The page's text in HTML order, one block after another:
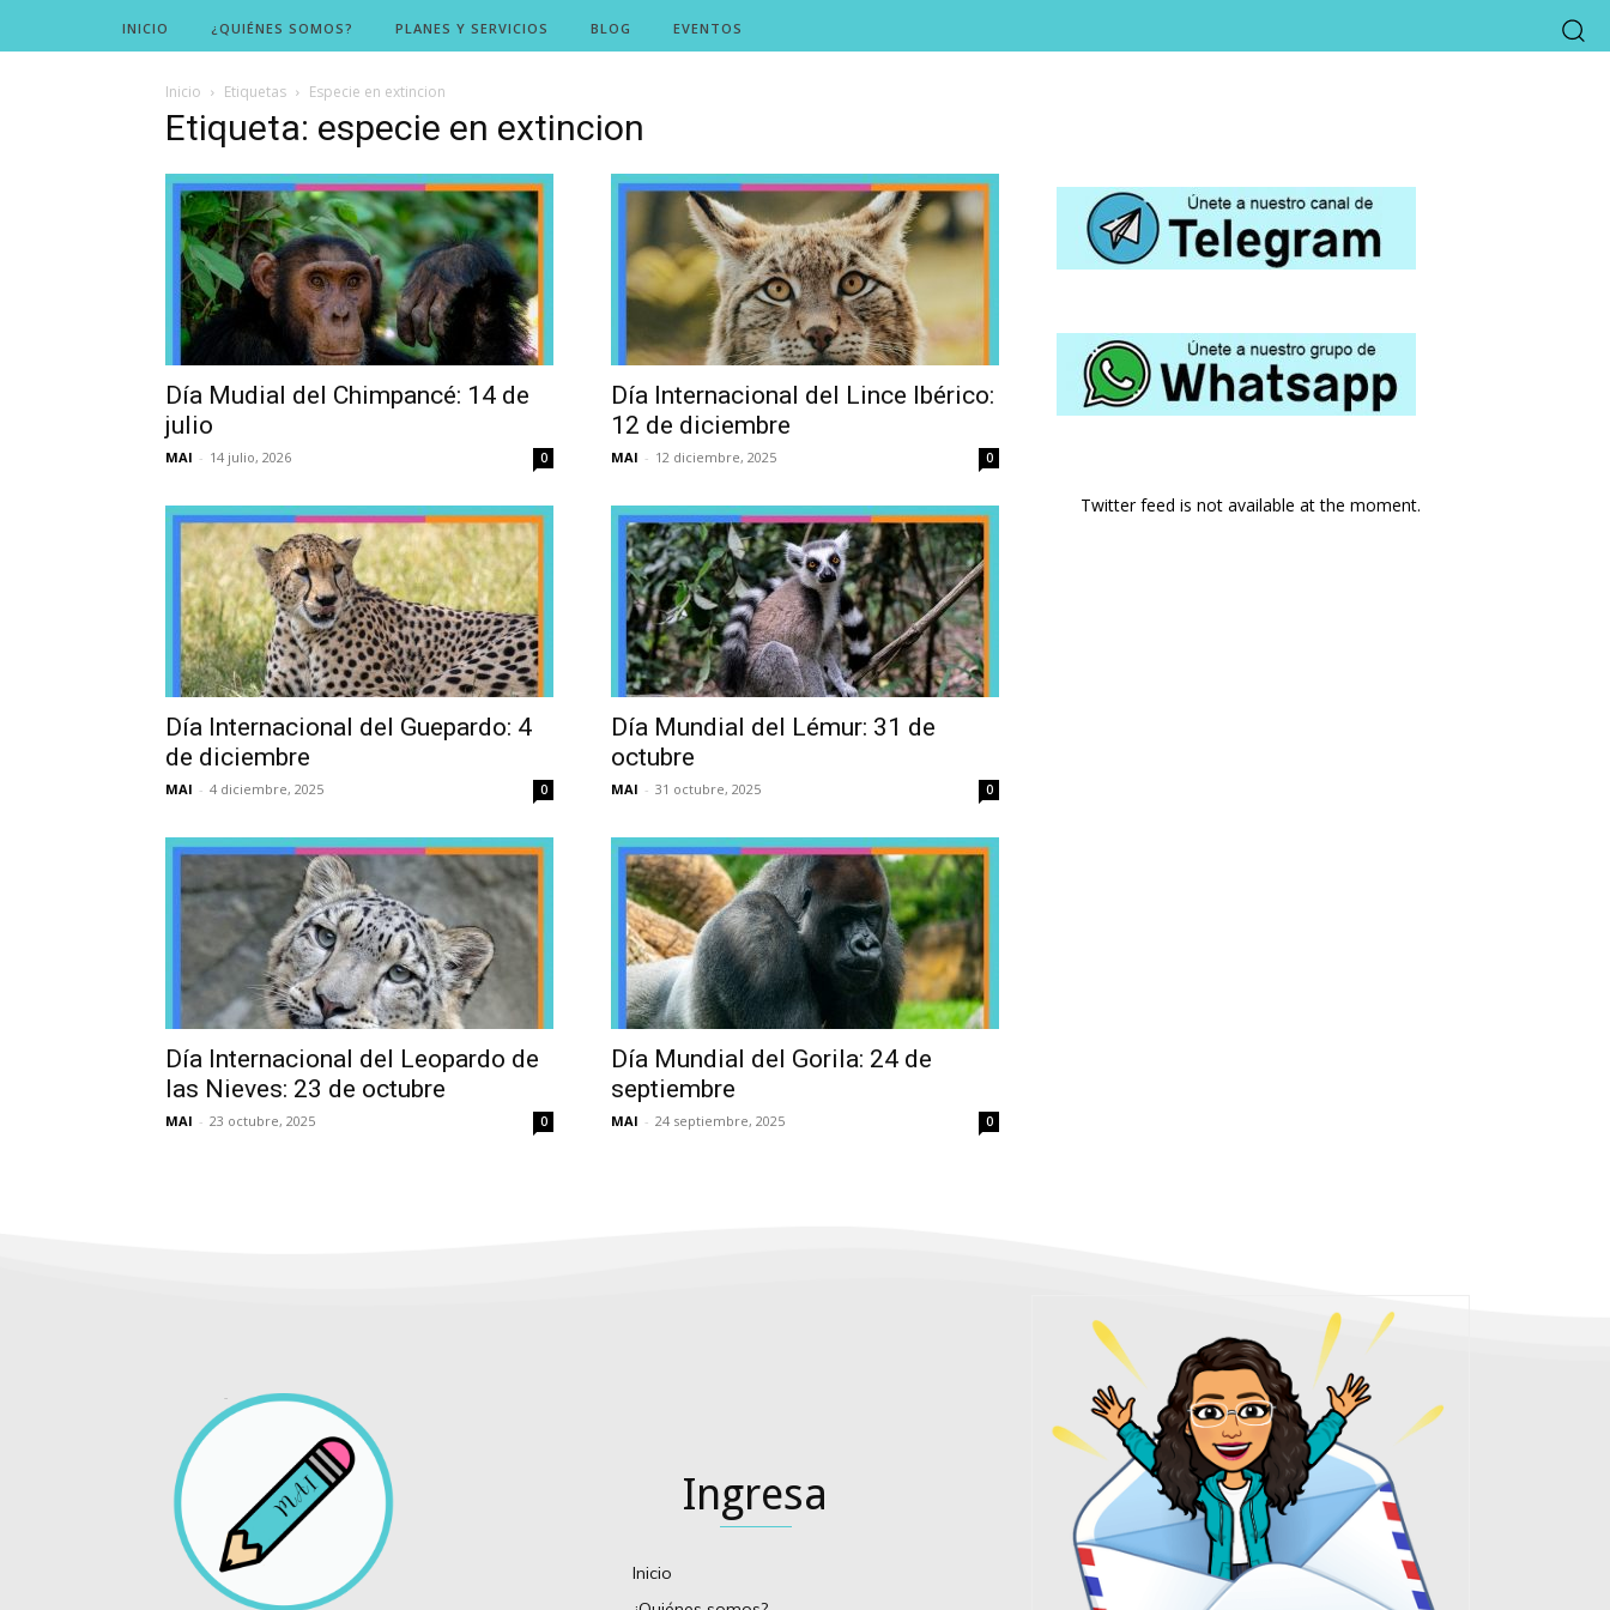
INICIO ¿QUIÉNES SOMOS? PLANES Y SERVICIOS BLOG EVENTOS
Inicio Etiquetas Especie en extincion
Etiqueta: especie en extincion
Día Mudial del Chimpancé: 14 de
julio
MAI - 14 julio, 2026 0
Día Internacional del Lince Ibérico:
12 de diciembre
MAI - 12 diciembre, 2025 0
Día Internacional del Guepardo: 4
de diciembre
MAI - 4 diciembre, 2025 0
Día Mundial del Lémur: 31 de
octubre
MAI - 31 octubre, 2025 0
Día Internacional del Leopardo de
las Nieves: 23 de octubre
MAI - 23 octubre, 2025 0
Día Mundial del Gorila: 24 de
septiembre
MAI - 24 septiembre, 2025 0
Twitter feed is not available at the moment.
Ingresa
Inicio